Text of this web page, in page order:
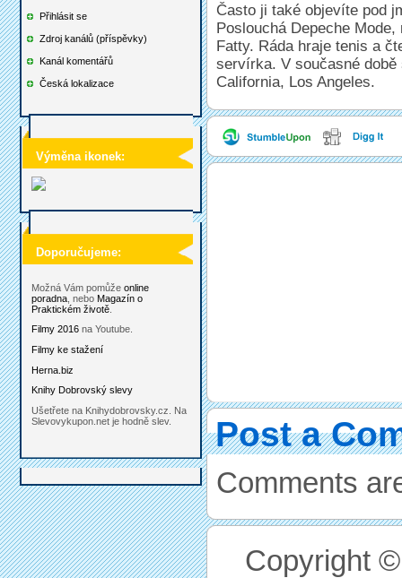
Přihlásit se
Zdroj kanálů (příspěvky)
Kanál komentářů
Česká lokalizace
Výměna ikonek:
Doporučujeme:
Možná Vám pomůže online
poradna , nebo Magazín o
Praktickém životě
Filmy 2016 na Youtube.
Filmy ke stažení
Herna.biz
Knihy Dobrovský slevy
Ušetřete na Knihydobrovsky.cz. Na
Slevovykupon.net je hodně slev.
Často ji také objevíte pod
Poslouchá Depeche
Fatty. Ráda hraje tenis a
servírka. V současné
California, Los Angeles.
Post a
Comments
Copyright